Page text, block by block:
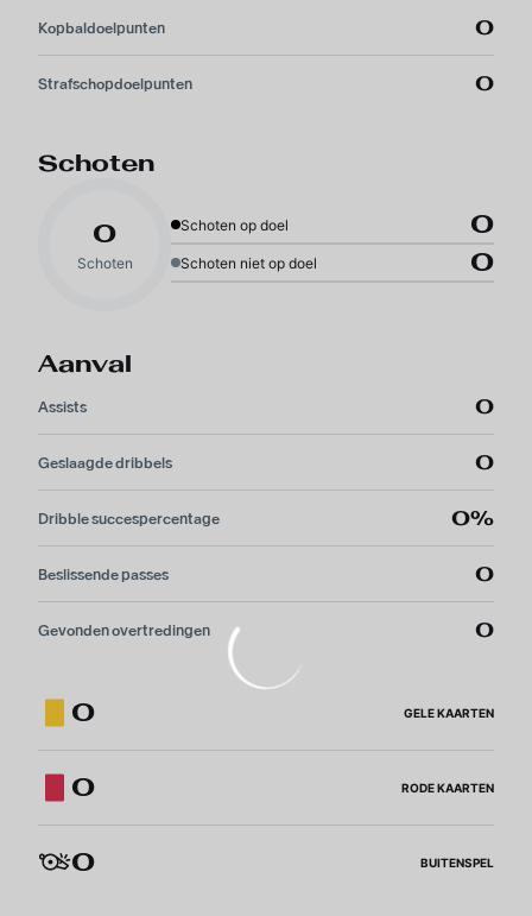
Kopbaldoelpunten 0
Strafschopdoelpunten 0
Schoten
0
Schoten
Schoten op doel 0
Schoten niet op doel 0
Aanval
Assists 0
Geslaagde dribbels 0
Dribble succespercentage 0%
Beslissende passes 0
Gevonden overtredingen 0
0 GELE KAARTEN
0 RODE KAARTEN
0 BUITENSPEL